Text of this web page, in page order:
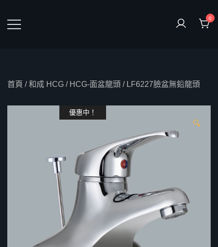
content
0
首頁 /和成 HCG / HCG-面盆龍頭 / LF6227臉盆無鉛龍頭
優惠中！
🔍